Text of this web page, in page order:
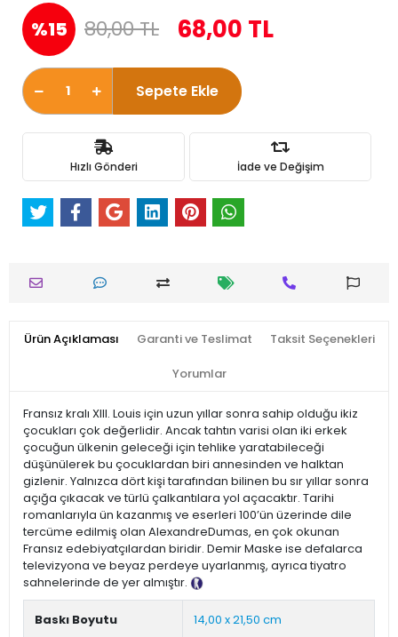
%15 80,00 TL 68,00 TL
Sepete Ekle
Hızlı Gönderi İade ve Değişim
Ürün Açıklaması Garanti ve Teslimat Taksit Seçenekleri
Yorumlar
Fransız kralı XIII. Louis için uzun yıllar sonra sahip olduğu ikiz
çocukları çok değerlidir. Ancak tahtın varisi olan iki erkek
çocuğun ülkenin geleceği için tehlike yaratabileceği
düşünülerek bu çocuklardan biri annesinden ve halktan
gizlenir. Yalnızca dört kişi tarafından bilinen bu sır yıllar sonra
açığa çıkacak ve türlü çalkantılara yol açacaktır. Tarihi
romanlarıyla ün kazanmış ve eserleri 100’ün üzerinde dile
tercüme edilmiş olan AlexandreDumas, en çok okunan
Fransız edebiyatçılardan biridir. Demir Maske ise defalarca
televizyona ve beyaz perdeye uyarlanmış, ayrıca tiyatro
sahnelerinde de yer almıştır.
Baskı Boyutu 14,00 x 21,50 cm